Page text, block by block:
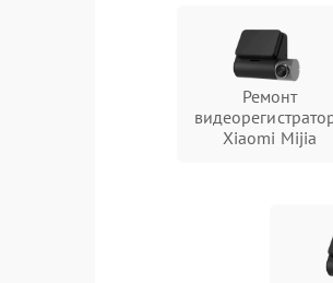
Ремонт
Xiaomi Mijia